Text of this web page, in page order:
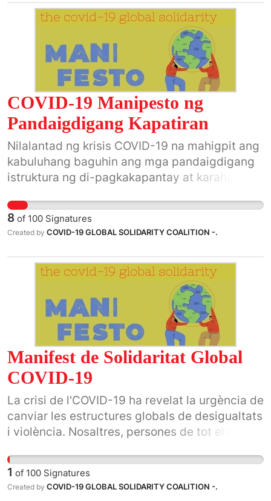
COVID-19 Manipesto ng
Pandaigdigang Kapatiran
Nilalantad ng krisis COVID-19 na mahigpit ang
kabuluhang baguhin ang mga pandaigdigang
istruktura ng di-pagkakapantay at karahasan.
mundo ay mapangahas na tinatangan ang
makasaysayang pagkakataong ito.
8 of 100 Signatures
Created by COVID-19 GLOBAL SOLIDARITY COALITION -.
Manifest de Solidaritat Global
COVID-19
La crisi de l'COVID-19 ha revelat la urgència de
canviar les estructures globals de desigualtats
i violència. Nosaltres, persones de tot el món,
1 of 100 Signatures
Created by COVID-19 GLOBAL SOLIDARITY COALITION -.